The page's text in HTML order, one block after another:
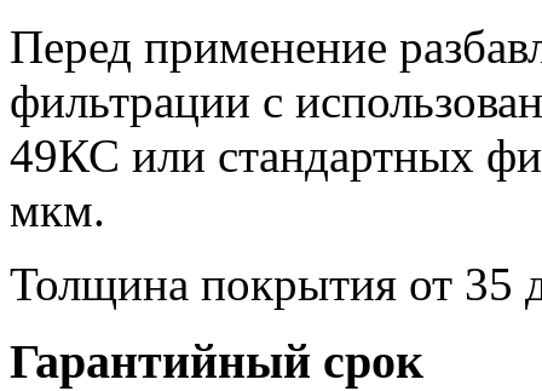
Перед применение
фильтрации с
49КС или стандартных
мкм.
Толщина покрытия от 35
Гарантийный срок